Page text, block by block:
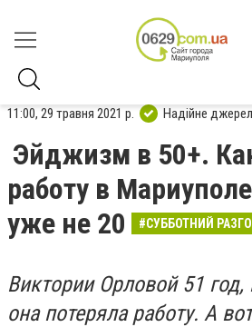
11:00, 29 травня 2021 р. Надійне
Эйджизм в 50+.
работу в
уже не 20
#СУББОТНИЙ
Виктории Орловой 51
она потеряла работу. А